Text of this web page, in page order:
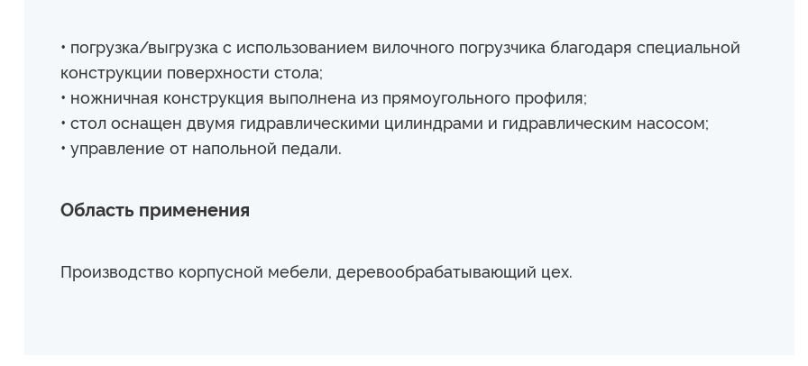
• погрузка/выгрузка с использованием вилочного погрузчика благодаря специальной
конструкции поверхности стола;
• ножничная конструкция выполнена из прямоугольного профиля;
• стол оснащен двумя гидравлическими цилиндрами и гидравлическим насосом;
• управление от напольной педали.
Область применения
Производство корпусной мебели, деревообрабатывающий цех.